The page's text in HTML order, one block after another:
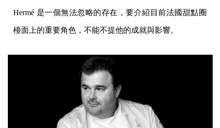
Hermé 是一個無法忽略的存在，要介紹目前法國甜點圈
檯面上的重要角色，不能不提他的成就與影響。